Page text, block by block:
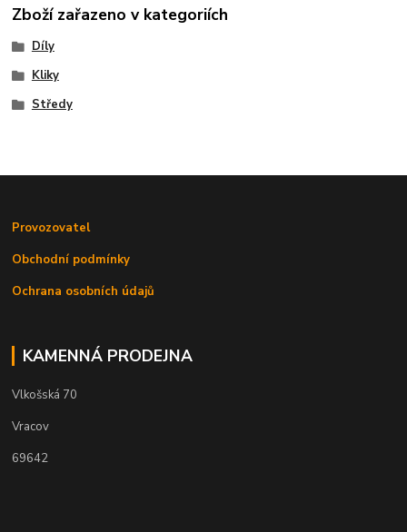
Zboží zařazeno v kategoriích
Díly
Kliky
Středy
Provozovatel
Obchodní podmínky
Ochrana osobních údajů
KAMENNÁ PRODEJNA
Vlkošská 70
Vracov
69642